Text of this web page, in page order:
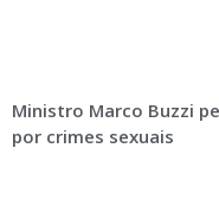
Ministro Marco Buzzi
por crimes sexuais